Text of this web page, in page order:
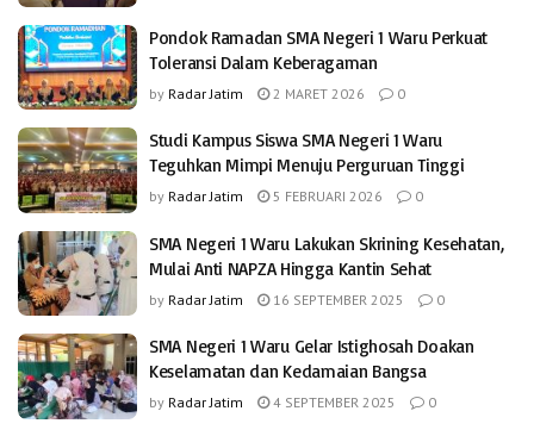
Pondok Ramadan SMA Negeri 1 Waru Perkuat
Toleransi Dalam Keberagaman
by Radar Jatim 2 MARET 2026 0
Studi Kampus Siswa SMA Negeri 1 Waru
Teguhkan Mimpi Menuju Perguruan Tinggi
by Radar Jatim 5 FEBRUARI 2026 0
SMA Negeri 1 Waru Lakukan Skrining Kesehatan,
Mulai Anti NAPZA Hingga Kantin Sehat
by Radar Jatim 16 SEPTEMBER 2025 0
SMA Negeri 1 Waru Gelar Istighosah Doakan
Keselamatan dan Kedamaian Bangsa
by Radar Jatim 4 SEPTEMBER 2025 0